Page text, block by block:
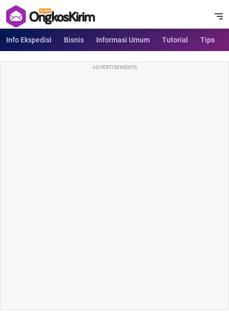
Info Ekspedisi Bisnis Informasi Umum Tutorial Tips
ADVERTISEMENTS